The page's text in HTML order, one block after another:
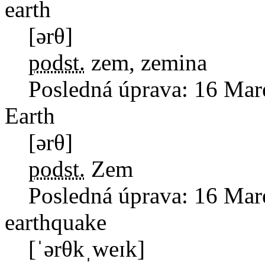
earth
[ərθ]
podst. zem, zemina
Posledná úprava: 16
Earth
[ərθ]
podst. Zem
Posledná úprava: 16
earthquake
[ˈərθkˌweɪk]